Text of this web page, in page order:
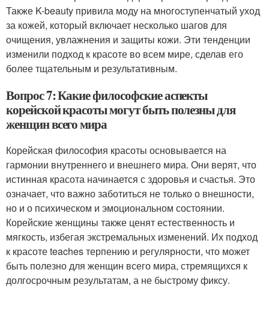
Также K-beauty привила моду на многоступенчатый уход
за кожей, который включает несколько шагов для
очищения, увлажнения и защиты кожи. Эти тенденции
изменили подход к красоте во всем мире, сделав его
более тщательным и результативным.
Вопрос 7: Какие философские аспекты
корейской красоты могут быть полезны для
женщин всего мира
Корейская философия красоты основывается на
гармонии внутреннего и внешнего мира. Они верят, что
истинная красота начинается с здоровья и счастья. Это
означает, что важно заботиться не только о внешности,
но и о психическом и эмоциональном состоянии.
Корейские женщины также ценят естественность и
мягкость, избегая экстремальных изменений. Их подход
к красоте teaches терпению и регулярности, что может
быть полезно для женщин всего мира, стремящихся к
долгосрочным результатам, а не быстрому фиксу.